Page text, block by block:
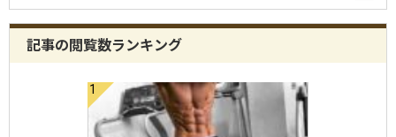
記事の閲覧数ランキング